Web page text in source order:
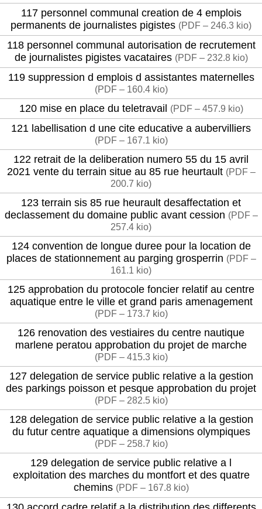
117 personnel communal creation de 4 emplois
permanents de journalistes pigistes (PDF – 246.3 kio)
118 personnel communal autorisation de recrutement
de journalistes pigistes vacataires (PDF – 232.8 kio)
119 suppression d emplois d assistantes maternelles
(PDF – 160.4 kio)
120 mise en place du teletravail (PDF – 457.9 kio)
121 labellisation d une cite educative a aubervilliers
(PDF – 167.1 kio)
122 retrait de la deliberation numero 55 du 15 avril
2021 vente du terrain situe au 85 rue heurtault (PDF –
200.7 kio)
123 terrain sis 85 rue heurault desaffectation et
declassement du domaine public avant cession (PDF –
257.4 kio)
124 convention de longue duree pour la location de
places de stationnement au parging grosperrin (PDF –
161.1 kio)
125 approbation du protocole foncier relatif au centre
aquatique entre le ville et grand paris amenagement
(PDF – 173.7 kio)
126 renovation des vestiaires du centre nautique
marlene peratou approbation du projet de marche
(PDF – 415.3 kio)
127 delegation de service public relative a la gestion
des parkings poisson et pesque approbation du projet
(PDF – 282.5 kio)
128 delegation de service public relative a la gestion
du futur centre aquatique a dimensions olympiques
(PDF – 258.7 kio)
129 delegation de service public relative a l
exploitation des marches du montfort et des quatre
chemins (PDF – 167.8 kio)